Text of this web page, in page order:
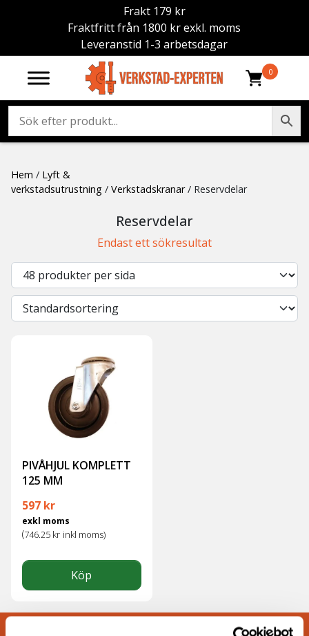
Frakt 179 kr
Fraktfritt från 1800 kr exkl. moms
Leveranstid 1-3 arbetsdagar
0
Hem / Lyft &
verkstadsutrustning / Verkstadskranar/ Reservdelar
Reservdelar
Endast ett sökresultat
PIVÅHJUL KOMPLETT
125 MM
597 kr
exkl moms
(746.25 kr inkl moms)
Köp